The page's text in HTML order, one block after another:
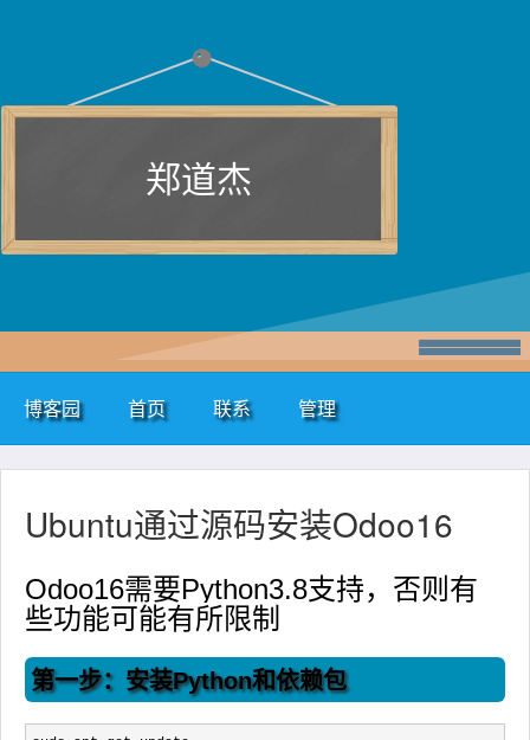
郑道杰
博客园 首页 联系 管理
Ubuntu通过源码安装Odoo16
Odoo16需要Python3.8支持，否则有
些功能可能有所限制
第一步：安装Python和依赖包